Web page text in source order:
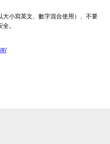
小寫英文、數字混合使用）、不要
。
#/